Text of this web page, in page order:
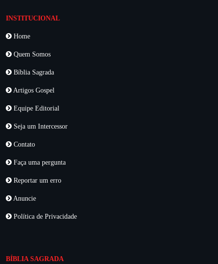
INSTITUCIONAL
Home
Quem Somos
Bíblia Sagrada
Artigos Gospel
Equipe Editorial
Seja um Intercessor
Contato
Faça uma pergunta
Reportar um erro
Anuncie
Política de Privacidade
BÍBLIA SAGRADA